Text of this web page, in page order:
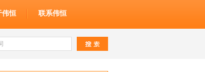
伟恒 联系伟恒